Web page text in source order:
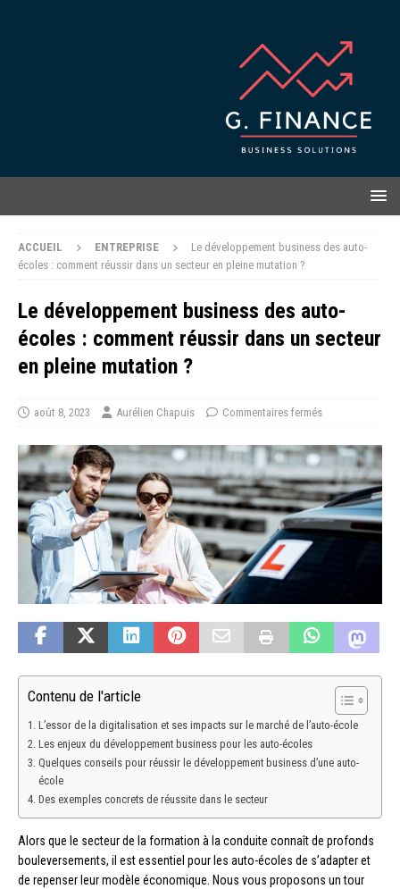
ACCUEIL ENTREPRISE
Le développement business des auto-
écoles : comment réussir dans un secteur en pleine mutation ?
Le développement business des auto-
écoles : comment réussir dans un secteur
en pleine mutation ?
août 8, 2023 Aurélien Chapuis Commentaires fermés
Contenu de l'article
L’essor de la digitalisation et ses impacts sur le marché de l’auto-école
Les enjeux du développement business pour les auto-écoles
Quelques conseils pour réussir le développement business d’une auto-
école
Des exemples concrets de réussite dans le secteur
Alors que le secteur de la formation à la conduite connaît de profonds
bouleversements, il est essentiel pour les auto-écoles de s’adapter et
de repenser leur modèle économique. Nous vous proposons un tour